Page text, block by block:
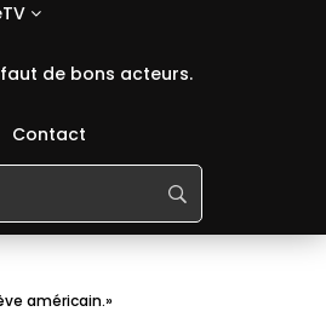
de bons acteurs.
Contact
américain.»